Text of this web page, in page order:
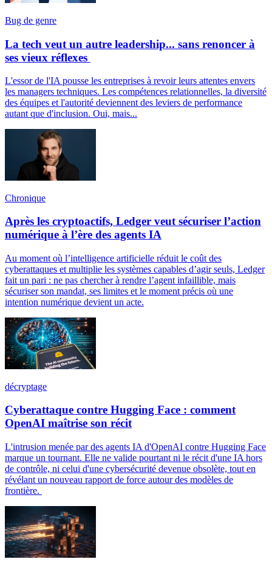
Bug de genre
La tech veut un autre leadership... sans renoncer à
ses vieux réflexes
L'essor de l'IA pousse les entreprises à revoir leurs attentes envers
les managers techniques. Les compétences relationnelles, la diversité
des équipes et l'autorité deviennent des leviers de performance
autant que d'inclusion. Oui, mais...
Chronique
Après les cryptoactifs, Ledger veut sécuriser l’action
numérique à l’ère des agents IA
Au moment où l’intelligence artificielle réduit le coût des
cyberattaques et multiplie les systèmes capables d’agir seuls, Ledger
fait un pari : ne pas chercher à rendre l’agent infaillible, mais
sécuriser son mandat, ses limites et le moment précis où une
intention numérique devient un acte.
décryptage
Cyberattaque contre Hugging Face : comment
OpenAI maîtrise son récit
L'intrusion menée par des agents IA d'OpenAI contre Hugging Face
marque un tournant. Elle ne valide pourtant ni le récit d'une IA hors
de contrôle, ni celui d'une cybersécurité devenue obsolète, tout en
révélant un nouveau rapport de force autour des modèles de
frontière.